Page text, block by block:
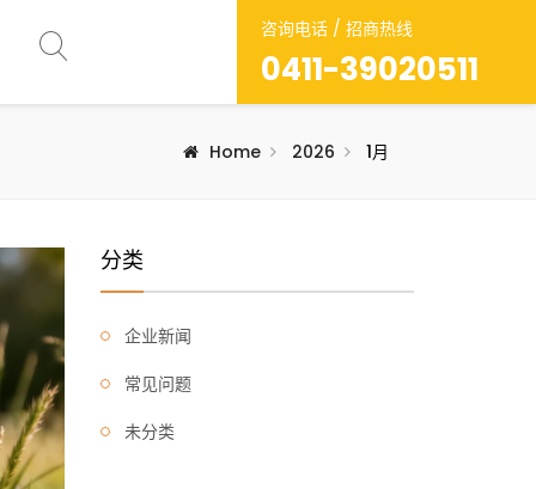
咨询电话 / 招商热线
0411-39020511
Home 2026 1月
分类
企业新闻
常见问题
未分类